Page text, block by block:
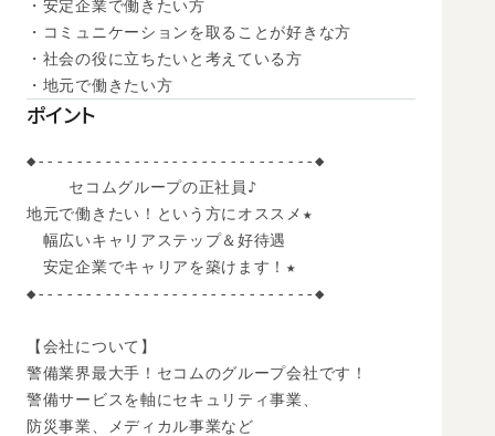
・安定企業で働きたい方
・コミュニケーションを取ることが好きな方
・社会の役に立ちたいと考えている方
・地元で働きたい方
ポイント
◆-----------------------------◆
セコムグループの正社員♪
地元で働きたい！という方にオススメ★
幅広いキャリアステップ＆好待遇
安定企業でキャリアを築けます！★
◆-----------------------------◆
【会社について】
警備業界最大手！セコムのグループ会社です！
警備サービスを軸にセキュリティ事業、
防災事業、メディカル事業など